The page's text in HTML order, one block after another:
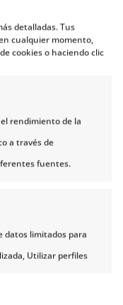
detalladas. Tus
cualquier momento,
cookies o haciendo clic
rendimiento de la
a través de
fuentes.
datos limitados para
Utilizar perfiles
y mejora de los
incluso, las más
puede ofrecer a
traslado
ciclorutas
Dicho nombre